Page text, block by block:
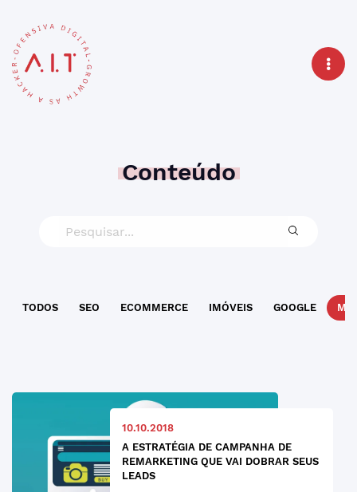
Conteúdo
TODOS SEO ECOMMERCE IMÓVEIS GOOGLE
10.10.2018
A ESTRATÉGIA DE CAMPANHA DE
REMARKETING QUE VAI DOBRAR SEUS
LEADS